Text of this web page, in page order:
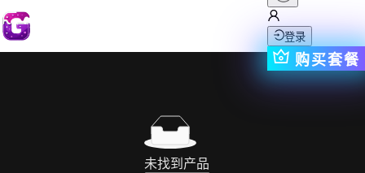
登录
购买套餐
未找到产品